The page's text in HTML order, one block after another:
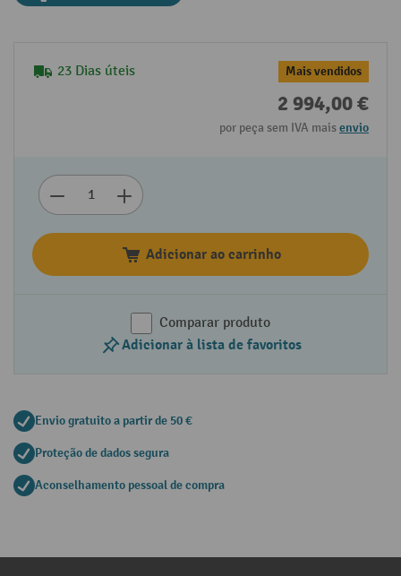
23 Dias úteis Mais vendidos
2 994,00 €
por peça sem IVA maisenvio
Adicionar ao carrinho
Comparar produto
Adicionar à lista de favoritos
Envio gratuito a partir de 50 €
Proteção de dados segura
Aconselhamento pessoal de compra